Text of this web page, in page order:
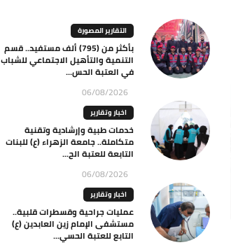
التقارير المصورة
بأكثر من (795) ألف مستفيد.. قسم
التنمية والتأهيل الاجتماعي للشباب
في العتبة الحس...
06/08/2026
اخبار وتقارير
خدمات طبية وإرشادية وتقنية
متكاملة.. جامعة الزهراء (ع) للبنات
التابعة للعتبة الح...
06/08/2026
اخبار وتقارير
عمليات جراحية وقسطرات قلبية..
مستشفى الإمام زين العابدين (ع)
التابع للعتبة الحسي...